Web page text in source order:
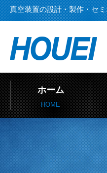
真空装置の設計・製作・セ
ホーム
HOME